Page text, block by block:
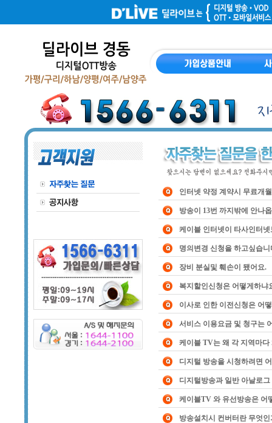
인터넷 약정 계약시 무료개
방송이 13번 까지밖에 안나
케이블 인터넷이 타사인터
명의변경 신청을 하고싶습니
장비 분실및 훼손이 됐어요.
복지할인신청은 어떻게하냐
이사로 인한 이전신청은 어
서비스 이용요금 및 청구는
케이블 TV는 왜 각 지역마
디지털 방송을 시청하려면
디지털방송과 일반 아날로
케이블TV 와 유선방송은 어
방송설치시 컨버터란 무엇인